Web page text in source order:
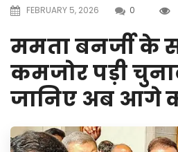
FEBRUARY 5, 2026
0
ममता बनर्जी के
कमजोर पड़ी
जानिए अब आगे